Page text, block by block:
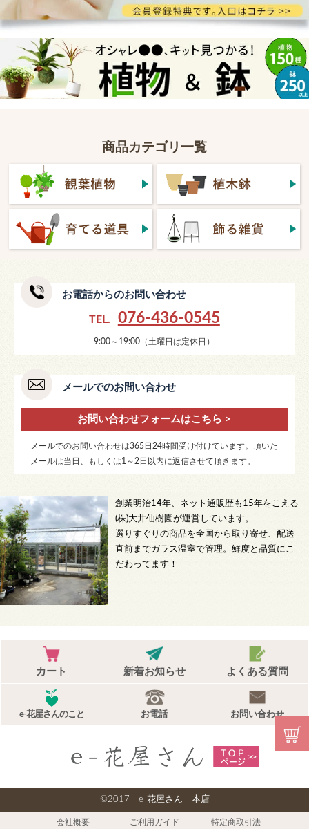
商品カテゴリ一覧
お電話からのお問い合わせ
TEL. 076-436-0545
9:00～19:00（土曜日は定休日）
メールでのお問い合わせ
お問い合わせフォームはこちら >
メールでのお問い合わせは365日24時間受け付けています。頂いた
メールは当日、もしくは1～2日以内に返信させて頂きます。
創業明治14年、ネット通販歴も15年をこえる
(株)大井仙樹園が運営しています。
選りすぐりの商品を全国から取り寄せ、配送
直前までガラス温室で管理。鮮度と品質にこ
だわってます！
カート 新着お知らせ よくある質問
e-花屋さんのこと お電話 お問い合わせ
©2017 e-花屋さん 本店
会社概要 ご利用ガイド 特定商取引法